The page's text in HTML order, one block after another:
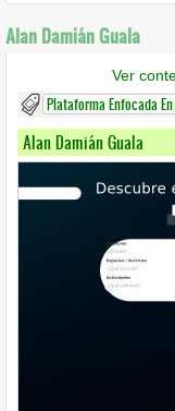
Alan Damián Guala
Ver
Plataforma Enfocada En
Alan Damián Guala